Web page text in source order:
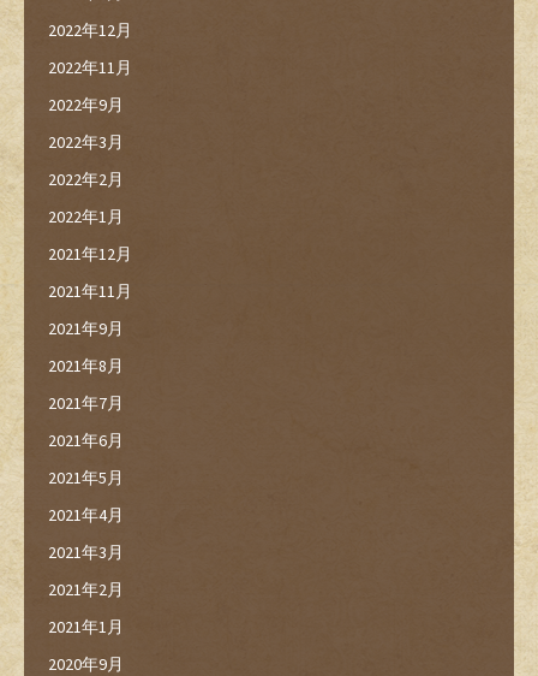
2022年12月
2022年11月
2022年9月
2022年3月
2022年2月
2022年1月
2021年12月
2021年11月
2021年9月
2021年8月
2021年7月
2021年6月
2021年5月
2021年4月
2021年3月
2021年2月
2021年1月
2020年9月